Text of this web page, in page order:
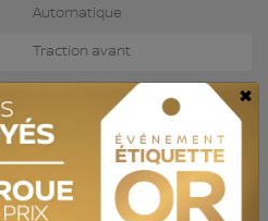
Automatique
Traction avant
2.4
Essence
Noir (9P)
×